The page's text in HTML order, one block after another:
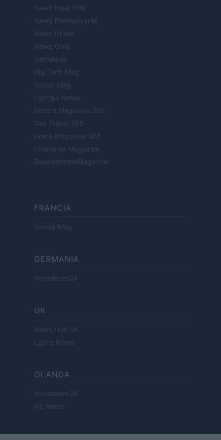
Newz New York
Newz Pennsylvania
Newz Illinois
Newz Ohio
Gameland
Hig Tech Mag
Scoop Mag
Lgbtqia News
Motors Magazine 365
Day Travel 365
Home Magazine 365
Cineverse Magazine
SecondHomeMagazine
FRANCIA
InvestirMag
GERMANIA
Investieren24
UK
News Hub UK
Lgbtq News
OLANDA
Investeren 24
NL Newz